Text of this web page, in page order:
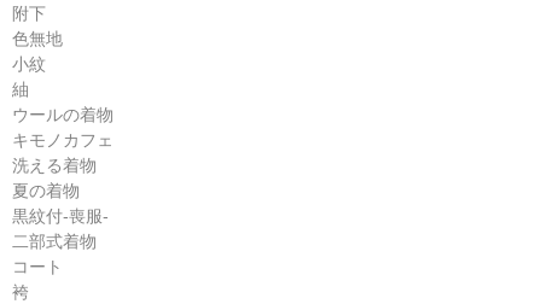
附下
色無地
小紋
紬
ウールの着物
キモノカフェ
洗える着物
夏の着物
黒紋付-喪服-
二部式着物
コート
袴